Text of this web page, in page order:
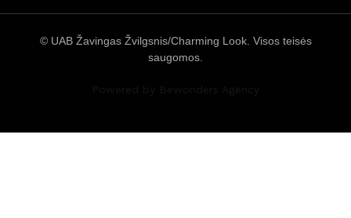
© UAB Žavingas Žvilgsnis/Charming Look. Visos teisės
saugomos.
Powered by Bewonders Agency